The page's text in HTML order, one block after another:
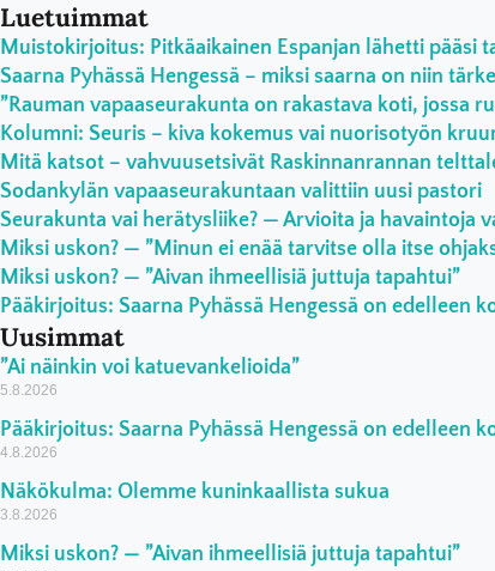
Luetuimmat
Muistokirjoitus: Pitkäaikainen Espanjan lähetti pääsi
Saarna Pyhässä Hengessä – miksi saarna on niin
”Rauman vapaaseurakunta on rakastava koti, jossa
Kolumni: Seuris – kiva kokemus vai nuorisotyön
Mitä katsot – vahvuusetsivät Raskinnanrannan
Sodankylän vapaaseurakuntaan valittiin uusi pastori
Seurakunta vai herätysliike? — Arvioita ja havaintoja
Miksi uskon? — ”Minun ei enää tarvitse olla itse
Miksi uskon? — ”Aivan ihmeellisiä juttuja tapahtui”
Pääkirjoitus: Saarna Pyhässä Hengessä on edelleen
Uusimmat
”Ai näinkin voi katuevankelioida”
5.8.2026
Pääkirjoitus: Saarna Pyhässä Hengessä on edelleen
4.8.2026
Näkökulma: Olemme kuninkaallista sukua
3.8.2026
Miksi uskon? — ”Aivan ihmeellisiä juttuja tapahtui”